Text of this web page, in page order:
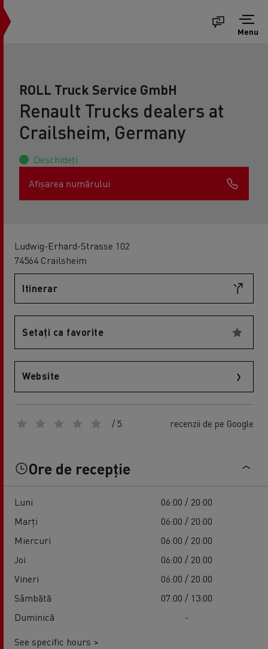
Menu
ROLL Truck Service GmbH
Renault Trucks dealers at
Crailsheim, Germany
Deschideți
Afișarea numărului
Ludwig-Erhard-Strasse 102
74564 Crailsheim
Itinerar
Setați ca favorite
Website
/ 5 recenzii de pe Google
Ore de recepție
Luni
06:00 / 20:00
Marți
06:00 / 20:00
Miercuri
06:00 / 20:00
Joi
06:00 / 20:00
Vineri
06:00 / 20:00
Sâmbătă
07:00 / 13:00
Duminică
-
See specific hours >